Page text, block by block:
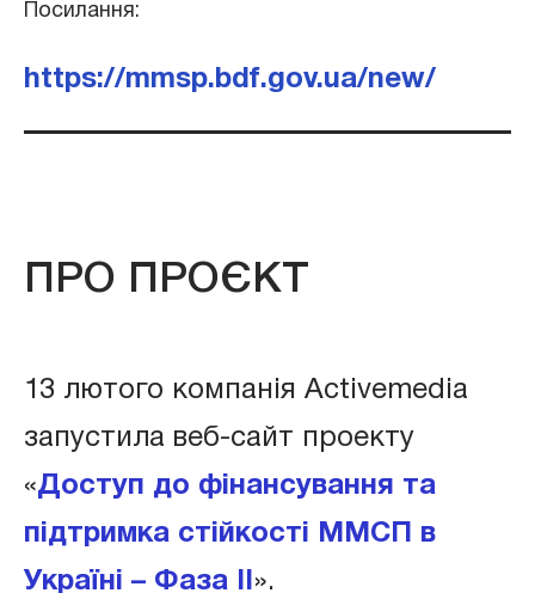
Посилання:
https://mmsp.bdf.gov.ua/new/
ПРО ПРОЄКТ
13 лютого компанія Activemedia
запустила веб-сайт проекту
«Доступ до фінансування та
підтримка стійкості ММСП в
Україні – Фаза ІІ ».